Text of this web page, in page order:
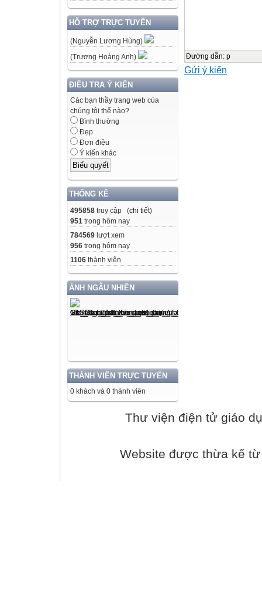
HỖ TRỢ TRỰC TUYẾN
(Nguyễn Lương Hùng)
(Trương Hoàng Anh)
ĐIỀU TRA Ý KIẾN
Các bạn thầy trang web của
chúng tôi thế nào?
Bình thường
Đẹp
Đơn điệu
Ý kiến khác
THỐNG KÊ
495858 truy cập (chi tiết)
951 trong hôm nay
784569 lượt xem
956 trong hôm nay
1106 thành viên
ẢNH NGẪU NHIÊN
THÀNH VIÊN TRỰC TUYẾN
0 khách và 0 thành viên
* Yêu cầu đối
thành tựu văn
chiếu và điền
vào phiếu học
Đường dẫn: p
Gửi ý kiến
Thư viện điện tử giáo
Website được thừa kế